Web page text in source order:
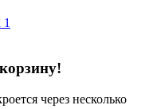
через несколько